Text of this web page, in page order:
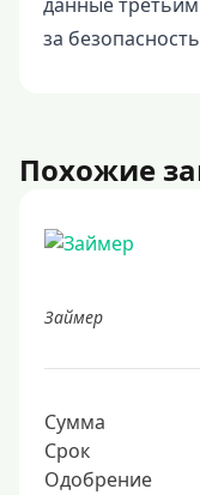
за
Похожие
Займер
Сумма
Срок
Одобрение